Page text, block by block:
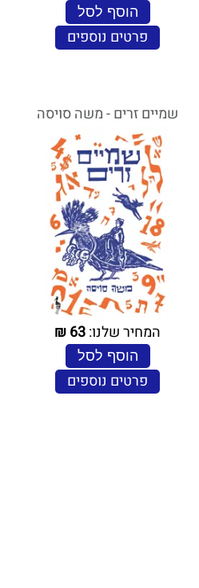
הוסף לסל
פרטים נוספים
שמיים זרים - משה סויסה
המחיר שלנו:63
₪
הוסף לסל
פרטים נוספים